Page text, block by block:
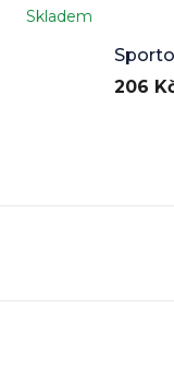
Skladem
206